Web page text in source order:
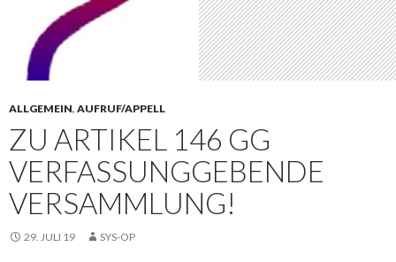
ALLGEMEIN, AUFRUF/APPELL
ZU ARTIKEL 146 GG
VERFASSUNGGEBENDE
VERSAMMLUNG!
29. JULI 19 SYS-OP